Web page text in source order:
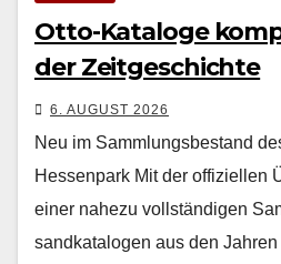
Otto-Kataloge
der Zeitgeschichte
6. AUGUST 2026
Neu im Sammlungsbestand
Hessenpark Mit der offiziellen
ein­er nahezu voll­ständi­gen
sand­kat­a­lo­gen aus den